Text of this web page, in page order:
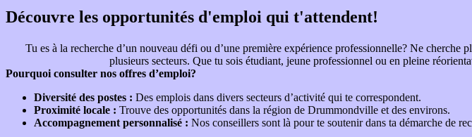
Découvre les opportunités d'emploi qui t'attendent!
Tu es à la recherche d’un nouveau défi ou d’une première expérience professionnelle? Ne cherche
plusieurs secteurs. Que tu sois étudiant, jeune professionnel ou en pleine
Pourquoi consulter nos offres d’emploi?
Diversité des postes : Des emplois dans divers secteurs d’activité qui te correspondent.
Proximité locale : Trouve des opportunités dans la région de Drummondville et des environs.
Accompagnement personnalisé : Nos conseillers sont là pour te soutenir dans ta démarche de